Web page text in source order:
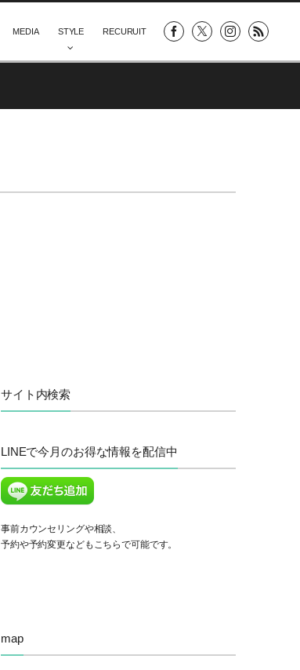
MEDIA STYLE RECURUIT
サイト内検索
LINEで今月のお得な情報を配信中
事前カウンセリングや相談、
予約や予約変更などもこちらで可能です。
map